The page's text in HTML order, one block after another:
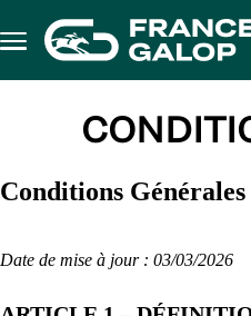
Conditions
Date de mise à jour : 03/03/2026